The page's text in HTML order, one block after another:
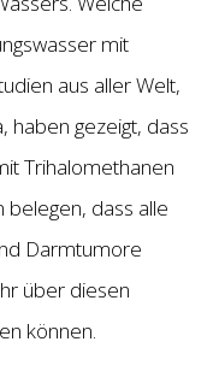
mit
aus aller Welt,
haben gezeigt, dass
Trihalomethanen
belegen, dass alle
Darmtumore
über diesen
können.